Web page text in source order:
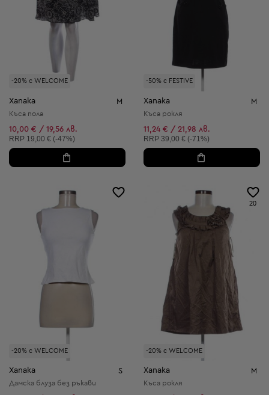
-20% с WELCOME
Xanaka M
Къса пола
10,00 € / 19,56 лв.
Препоръчителна цена:
RRP 19,00 € (-47%)
-50% с FESTIVE
Xanaka M
Къса рокля
11,24 € / 21,98 лв.
Препоръчителна цена:
RRP 39,00 € (-71%)
-20% с WELCOME
Xanaka S
Дамска блуза без ръкави
-20% с WELCOME
20
Xanaka M
Къса рокля